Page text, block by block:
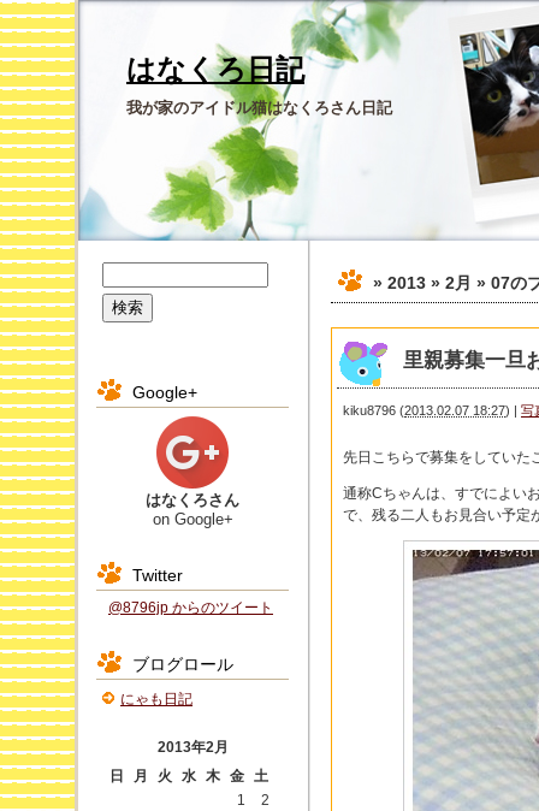
はなくろ日記
我が家のアイドル猫はなくろさん日記
» 2013 » 2月 » 07の
里親募集一旦
kiku8796 (2013.02.07 18:27) | 写
先日こちらで募集をしていた
通称Cちゃんは、すでによい
で、残る二人もお見合い予定
Google+
はなくろさん
on Google+
Twitter
@8796jp からのツイート
ブログロール
にゃも日記
2013年2月
日
月 火 水 木 金 土
1
2